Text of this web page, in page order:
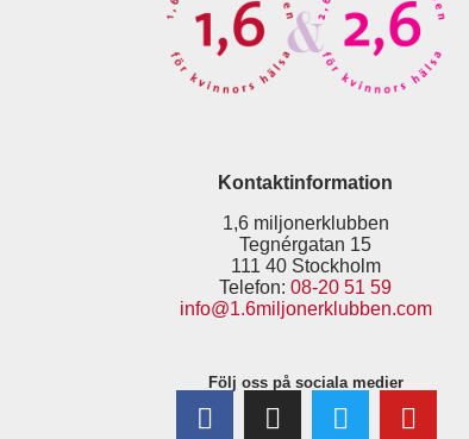
Kontaktinformation
1,6 miljonerklubben
Tegnérgatan 15
111 40 Stockholm
Telefon:08-20 51 59
info@1.6miljonerklubben.com
Följ oss på sociala medier